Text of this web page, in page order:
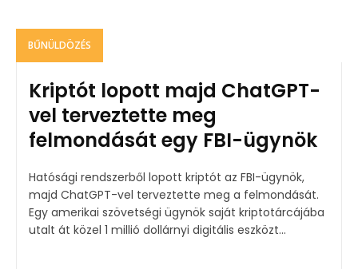
BŰNÜLDÖZÉS
Kriptót lopott majd ChatGPT-
vel terveztette meg
felmondását egy FBI-ügynök
Hatósági rendszerből lopott kriptót az FBI-ügynök,
majd ChatGPT-vel terveztette meg a felmondását.
Egy amerikai szövetségi ügynök saját kriptotárcájába
utalt át közel 1 millió dollárnyi digitális eszközt...